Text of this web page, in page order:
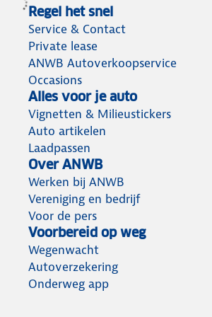
Regel het snel
Service & Contact
Private lease
ANWB Autoverkoopservice
Occasions
Alles voor je auto
Vignetten & Milieustickers
Auto artikelen
Laadpassen
Over ANWB
Werken bij ANWB
Vereniging en bedrijf
Voor de pers
Voorbereid op weg
Wegenwacht
Autoverzekering
Onderweg app